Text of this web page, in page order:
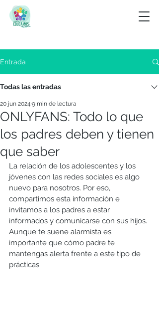
Entrada
Todas las entradas
ONLYFANS: Todo lo que
los padres deben y tienen
que saber
20 jun 2024 9 min de lectura
La relación de los adolescentes y los
jóvenes con las redes sociales es algo
nuevo para nosotros. Por eso,
compartimos esta información e
invitamos a los padres a estar
informados y comunicarse con sus hijos.
Aunque te suene alarmista es
importante que cómo padre te
mantengas alerta frente a este tipo de
prácticas.